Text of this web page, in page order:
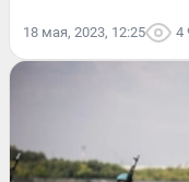
18 мая, 2023, 12:25 4